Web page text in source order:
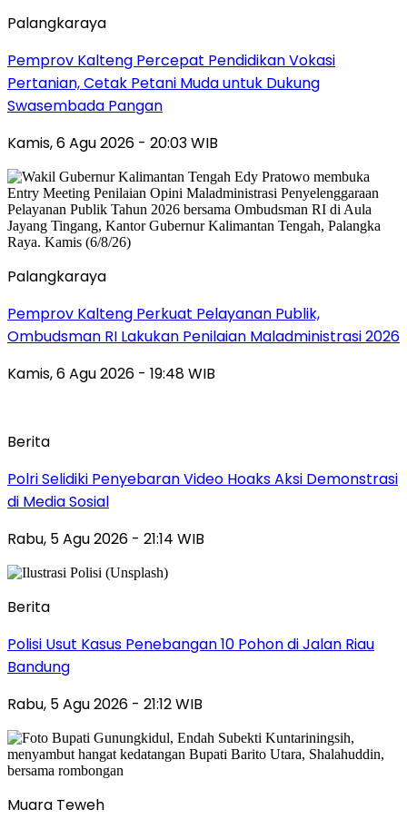
Palangkaraya
Pemprov Kalteng Percepat Pendidikan Vokasi
Pertanian, Cetak Petani Muda untuk Dukung
Swasembada Pangan
Kamis, 6 Agu 2026 - 20:03 WIB
Palangkaraya
Pemprov Kalteng Perkuat Pelayanan Publik,
Ombudsman RI Lakukan Penilaian Maladministrasi 2026
Kamis, 6 Agu 2026 - 19:48 WIB
Berita
Polri Selidiki Penyebaran Video Hoaks Aksi Demonstrasi
di Media Sosial
Rabu, 5 Agu 2026 - 21:14 WIB
Berita
Polisi Usut Kasus Penebangan 10 Pohon di Jalan Riau
Bandung
Rabu, 5 Agu 2026 - 21:12 WIB
Muara Teweh